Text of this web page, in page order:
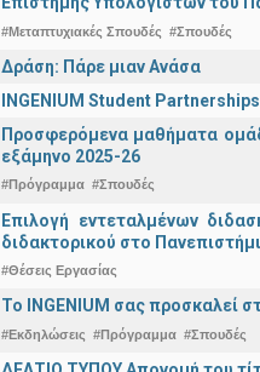
#Μεταπτυχιακές Σπουδές #Σπουδές
Δράση: Πάρε μιαν Ανάσα
INGENIUM Student
Προσφερόμενα μαθήματα
εξάμηνο 2025-26
#Πρόγραμμα #Σπουδές
Επιλογή εντεταλμένων
διδακτορικού στο
#Θέσεις Εργασίας
Το INGENIUM σας προσκαλεί
#Εκδηλώσεις #Πρόγραμμα #Σπουδές